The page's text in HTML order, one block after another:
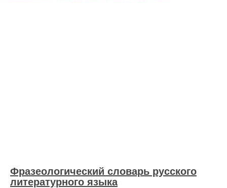
Фразеологический словарь русского
литературного языка